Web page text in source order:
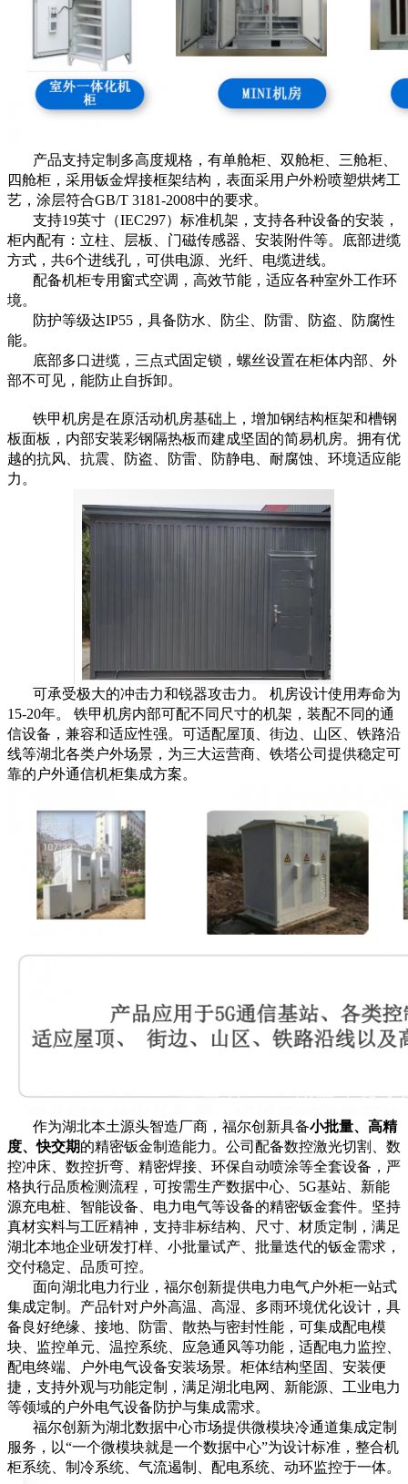
产品支持定制多高度规格，有单舱柜、双舱柜、三舱柜、
四舱柜，采用钣金焊接框架结构，表面采用户外粉喷塑烘烤工
艺，涂层符合GB/T 3181-2008中的要求。
支持19英寸（IEC297）标准机架，支持各种设备的安装，
柜内配有：立柱、层板、门磁传感器、安装附件等。底部进缆
方式，共6个进线孔，可供电源、光纤、电缆进线。
配备机柜专用窗式空调，高效节能，适应各种室外工作环
境。
防护等级达IP55，具备防水、防尘、防雷、防盗、防腐性
能。
底部多口进缆，三点式固定锁，螺丝设置在柜体内部、外
部不可见，能防止自拆卸。
铁甲机房是在原活动机房基础上，增加钢结构框架和槽钢
板面板，内部安装彩钢隔热板而建成坚固的简易机房。拥有优
越的抗风、抗震、防盗、防雷、防静电、耐腐蚀、环境适应能
力。
可承受极大的冲击力和锐器攻击力。 机房设计使用寿命为
15-20年。 铁甲机房内部可配不同尺寸的机架，装配不同的通
信设备，兼容和适应性强。可适配屋顶、街边、山区、铁路沿
线等湖北各类户外场景，为三大运营商、铁塔公司提供稳定可
靠的户外通信机柜集成方案。
作为湖北本土源头智造厂商，福尔创新具备小批量、高精
度、快交期的精密钣金制造能力。公司配备数控激光切割、数
控冲床、数控折弯、精密焊接、环保自动喷涂等全套设备，严
格执行品质检测流程，可按需生产数据中心、5G基站、新能
源充电桩、智能设备、电力电气等设备的精密钣金套件。坚持
真材实料与工匠精神，支持非标结构、尺寸、材质定制，满足
湖北本地企业研发打样、小批量试产、批量迭代的钣金需求，
交付稳定、品质可控。
面向湖北电力行业，福尔创新提供电力电气户外柜一站式
集成定制。产品针对户外高温、高湿、多雨环境优化设计，具
备良好绝缘、接地、防雷、散热与密封性能，可集成配电模
块、监控单元、温控系统、应急通风等功能，适配电力监控、
配电终端、户外电气设备安装场景。柜体结构坚固、安装便
捷，支持外观与功能定制，满足湖北电网、新能源、工业电力
等领域的户外电气设备防护与集成需求。
福尔创新为湖北数据中心市场提供微模块冷通道集成定制
服务，以“一个微模块就是一个数据中心”为设计标准，整合机
柜系统、制冷系统、气流遏制、配电系统、动环监控于一体。